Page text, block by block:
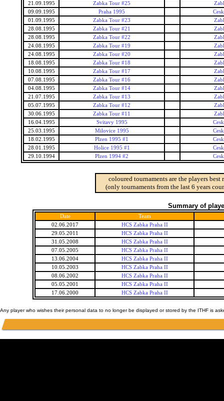
21.09.1995
Zabka Tour #25
09.09.1995
Praha 1995
01.09.1995
Zabka Tour #23
28.08.1995
Zabka Tour #21
28.08.1995
Zabka Tour #22
24.08.1995
Zabka Tour #19
24.08.1995
Zabka Tour #20
18.08.1995
Zabka Tour #18
10.08.1995
Zabka Tour #17
07.08.1995
Zabka Tour #16
04.08.1995
Zabka Tour #14
21.07.1995
Zabka Tour #13
05.07.1995
Zabka Tour #12
30.06.1995
Zabka Tour #11
16.04.1995
Svitavy 1995
25.03.1995
Milovice 1995
18.02.1995
Plzen 1995 #1
28.01.1995
Holice 1995 #1
29.10.1994
Plzen 1994 #2
coloured tournaments are the players
(only tournaments from the last 6 years
Summary of
Date
Team
02.06.2017
HCS Zabka Praha II
29.05.2011
HCS Zabka Praha II
31.05.2008
HCS Zabka Praha II
07.05.2005
HCS Zabka Praha II
13.06.2004
HCS Zabka Praha II
10.05.2003
HCS Zabka Praha II
08.06.2002
HCS Zabka Praha II
05.05.2001
HCS Zabka Praha II
17.06.2000
HCS Zabka Praha II
Any player who wishes their personal data to no longer be displayed or stored by the ITHF is